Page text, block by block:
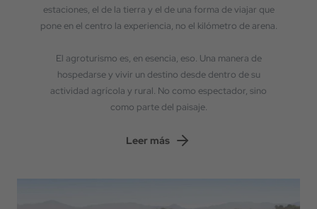
estaciones, el de la tierra y el de una forma de viajar que
pone en el centro la experiencia, no el kilómetro de arena.
El agroturismo es, en esencia, eso. Una manera de
hospedarse y vivir un destino desde dentro de su
actividad agrícola y rural. No como espectador, sino
como parte del paisaje.
Leer más